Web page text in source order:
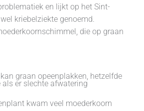
en lijkt op het Sint-
kriebelziekte genoemd.
die op graan
graan opeenplakken, hetzelfde
als er slechte afwatering
kwam veel moederkoorn